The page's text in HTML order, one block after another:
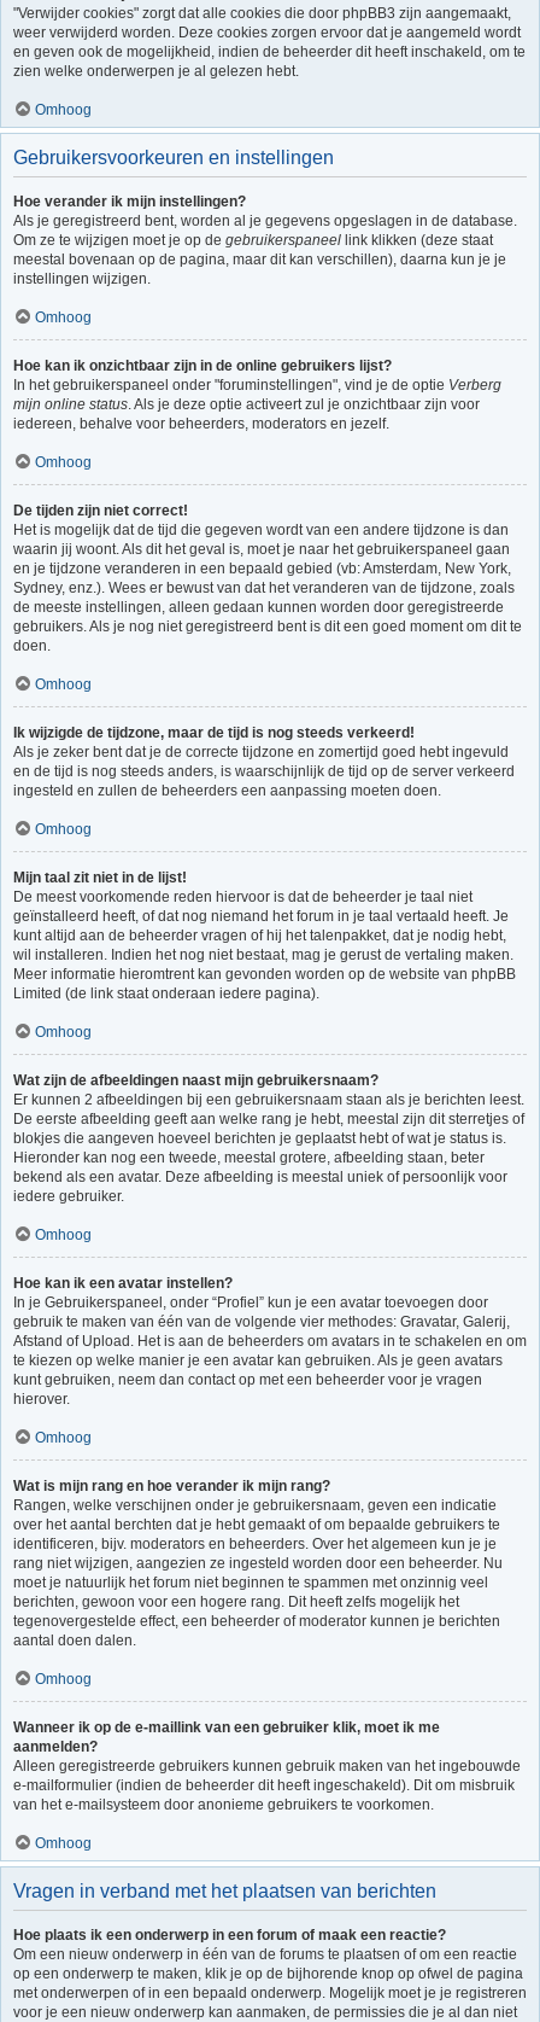
"Verwijder cookies" zorgt dat alle cookies die door phpBB3 zijn aangemaakt,
weer verwijderd worden. Deze cookies zorgen ervoor dat je aangemeld wordt
en geven ook de mogelijkheid, indien de beheerder dit heeft inschakeld, om te
zien welke onderwerpen je al gelezen hebt.
Omhoog
Gebruikersvoorkeuren en instellingen
Hoe verander ik mijn instellingen?
Als je geregistreerd bent, worden al je gegevens opgeslagen in de database.
Om ze te wijzigen moet je op de gebruikerspaneel link klikken (deze staat
meestal bovenaan op de pagina, maar dit kan verschillen), daarna kun je je
instellingen wijzigen.
Omhoog
Hoe kan ik onzichtbaar zijn in de online gebruikers lijst?
In het gebruikerspaneel onder "foruminstellingen", vind je de optie Verberg
mijn online status. Als je deze optie activeert zul je onzichtbaar zijn voor
iedereen, behalve voor beheerders, moderators en jezelf.
Omhoog
De tijden zijn niet correct!
Het is mogelijk dat de tijd die gegeven wordt van een andere tijdzone is dan
waarin jij woont. Als dit het geval is, moet je naar het gebruikerspaneel gaan
en je tijdzone veranderen in een bepaald gebied (vb: Amsterdam, New York,
Sydney, enz.). Wees er bewust van dat het veranderen van de tijdzone, zoals
de meeste instellingen, alleen gedaan kunnen worden door geregistreerde
gebruikers. Als je nog niet geregistreerd bent is dit een goed moment om dit te
doen.
Omhoog
Ik wijzigde de tijdzone, maar de tijd is nog steeds verkeerd!
Als je zeker bent dat je de correcte tijdzone en zomertijd goed hebt ingevuld
en de tijd is nog steeds anders, is waarschijnlijk de tijd op de server verkeerd
ingesteld en zullen de beheerders een aanpassing moeten doen.
Omhoog
Mijn taal zit niet in de lijst!
De meest voorkomende reden hiervoor is dat de beheerder je taal niet
geïnstalleerd heeft, of dat nog niemand het forum in je taal vertaald heeft. Je
kunt altijd aan de beheerder vragen of hij het talenpakket, dat je nodig hebt,
wil installeren. Indien het nog niet bestaat, mag je gerust de vertaling maken.
Meer informatie hieromtrent kan gevonden worden op de website van phpBB
Limited (de link staat onderaan iedere pagina).
Omhoog
Wat zijn de afbeeldingen naast mijn gebruikersnaam?
Er kunnen 2 afbeeldingen bij een gebruikersnaam staan als je berichten leest.
De eerste afbeelding geeft aan welke rang je hebt, meestal zijn dit sterretjes of
blokjes die aangeven hoeveel berichten je geplaatst hebt of wat je status is.
Hieronder kan nog een tweede, meestal grotere, afbeelding staan, beter
bekend als een avatar. Deze afbeelding is meestal uniek of persoonlijk voor
iedere gebruiker.
Omhoog
Hoe kan ik een avatar instellen?
In je Gebruikerspaneel, onder “Profiel” kun je een avatar toevoegen door
gebruik te maken van één van de volgende vier methodes: Gravatar, Galerij,
Afstand of Upload. Het is aan de beheerders om avatars in te schakelen en om
te kiezen op welke manier je een avatar kan gebruiken. Als je geen avatars
kunt gebruiken, neem dan contact op met een beheerder voor je vragen
hierover.
Omhoog
Wat is mijn rang en hoe verander ik mijn rang?
Rangen, welke verschijnen onder je gebruikersnaam, geven een indicatie
over het aantal berchten dat je hebt gemaakt of om bepaalde gebruikers te
identificeren, bijv. moderators en beheerders. Over het algemeen kun je je
rang niet wijzigen, aangezien ze ingesteld worden door een beheerder. Nu
moet je natuurlijk het forum niet beginnen te spammen met onzinnig veel
berichten, gewoon voor een hogere rang. Dit heeft zelfs mogelijk het
tegenovergestelde effect, een beheerder of moderator kunnen je berichten
aantal doen dalen.
Omhoog
Wanneer ik op de e-maillink van een gebruiker klik, moet ik me
aanmelden?
Alleen geregistreerde gebruikers kunnen gebruik maken van het ingebouwde
e-mailformulier (indien de beheerder dit heeft ingeschakeld). Dit om misbruik
van het e-mailsysteem door anonieme gebruikers te voorkomen.
Omhoog
Vragen in verband met het plaatsen van berichten
Hoe plaats ik een onderwerp in een forum of maak een reactie?
Om een nieuw onderwerp in één van de forums te plaatsen of om een reactie
op een onderwerp te maken, klik je op de bijhorende knop op ofwel de pagina
met onderwerpen of in een bepaald onderwerp. Mogelijk moet je je registreren
voor je een nieuw onderwerp kan aanmaken, de permissies die je al dan niet